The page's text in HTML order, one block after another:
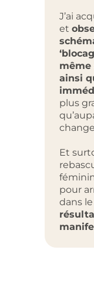
J’ai
et
même
ainsi
plus
Et
pour
dans